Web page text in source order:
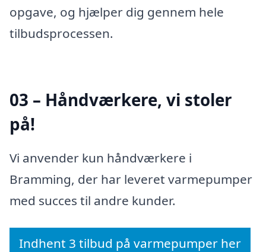
opgave, og hjælper dig gennem hele
tilbudsprocessen.
03 – Håndværkere, vi stoler
på!
Vi anvender kun håndværkere i
Bramming, der har leveret varmepumper
med succes til andre kunder.
Indhent 3 tilbud på varmepumper her